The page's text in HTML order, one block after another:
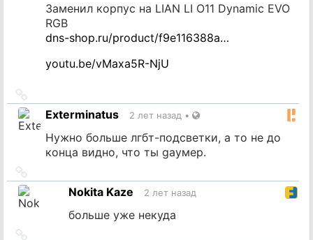
Заменил корпус на LIAN LI O11 Dynamic EVO
RGB
dns-shop.ru/product/f9e116388a…
youtu.be/vMaxa5R-NjU
на
источник
Exterminatus 2 лет назад •
Нужно больше лгбт-подсветки, а то не до
конца видно, что ты gayмер.
на
источникNokita Kaze 2 лет назад
больше уже некуда